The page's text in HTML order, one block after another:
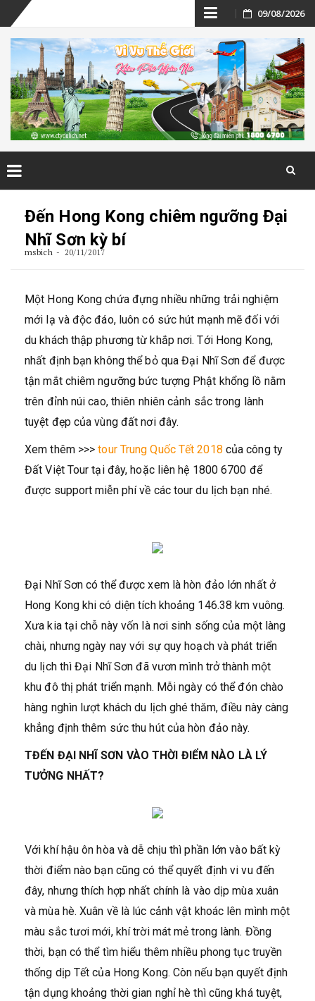
Skip
to
content
09/08/2026
Đến Hong Kong chiêm ngưỡng Đại
Nhĩ Sơn kỳ bí
msbich 20/11/2017
Một Hong Kong chứa đựng nhiều những trải nghiệm
mới lạ và độc đáo, luôn có sức hút mạnh mẽ đối với
du khách thập phương từ khắp nơi. Tới Hong Kong,
nhất định bạn không thể bỏ qua Đại Nhĩ Sơn để được
tận mắt chiêm ngưỡng bức tượng Phật khổng lồ nằm
trên đỉnh núi cao, thiên nhiên cảnh sắc trong lành
tuyệt đẹp của vùng đất nơi đây.
Xem thêm >>>tour Trung Quốc Tết 2018 của công ty
Đất Việt Tour tại đây, hoặc liên hệ 1800 6700 để
được support miễn phí về các tour du lịch bạn nhé.
Đại Nhĩ Sơn có thể được xem là hòn đảo lớn nhất ở
Hong Kong khi có diện tích khoảng 146.38 km vuông.
Xưa kia tại chỗ này vốn là nơi sinh sống của một làng
chài, nhưng ngày nay với sự quy hoạch và phát triển
du lịch thì Đại Nhĩ Sơn đã vươn mình trở thành một
khu đô thị phát triển mạnh. Mỗi ngày có thể đón chào
hàng nghìn lượt khách du lịch ghé thăm, điều này càng
khẳng định thêm sức thu hút của hòn đảo này.
TĐẾN ĐẠI NHĨ SƠN VÀO THỜI ĐIỂM NÀO LÀ LÝ
TƯỞNG NHẤT?
Với khí hậu ôn hòa và dễ chịu thì phần lớn vào bất kỳ
thời điểm nào bạn cũng có thể quyết định vi vu đến
đây, nhưng thích hợp nhất chính là vào dịp mùa xuân
và mùa hè. Xuân về là lúc cảnh vật khoác lên mình một
màu sắc tươi mới, khí trời mát mẻ trong lành. Đồng
thời, bạn có thể tìm hiểu thêm nhiều phong tục truyền
thống dịp Tết của Hong Kong. Còn nếu bạn quyết định
tận dụng khoảng thời gian nghỉ hè thì cũng khá tuyệt,